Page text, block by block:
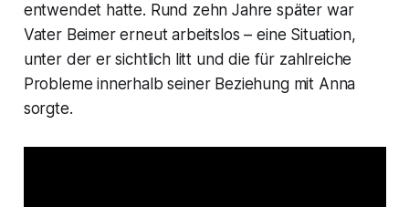
entwendet hatte. Rund zehn Jahre später war
Vater Beimer erneut arbeitslos – eine Situation,
unter der er sichtlich litt und die für zahlreiche
Probleme innerhalb seiner Beziehung mit Anna
sorgte.